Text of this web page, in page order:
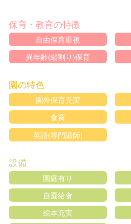
保育・教育の特徴
自由保育重視
異年齢(縦割り)保育
園の特色
園外保育充実
食育
英語(専門講師)
設備
園庭有り
自園給食
絵本充実